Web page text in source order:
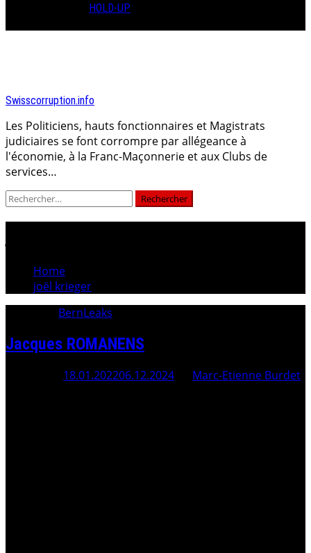
HOLD-UP
Swisscorruption.info
Les Politiciens, hauts fonctionnaires et Magistrats
judiciaires se font corrompre par allégeance à
l'économie, à la Franc-Maçonnerie et aux Clubs de
services…
Rechercher :
Home
joël krieger
BernLeaks
Jacques ROMANENS
18.01.202206.12.2024 Marc-Etienne Burdet